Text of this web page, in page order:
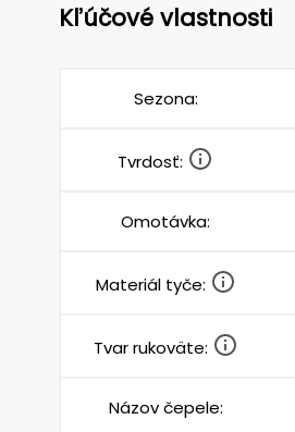
Kľúčové vlastnosti
Sezona:
Tvrdosť:
Omotávka:
Materiál tyče:
Tvar rukoväte:
Názov čepele: